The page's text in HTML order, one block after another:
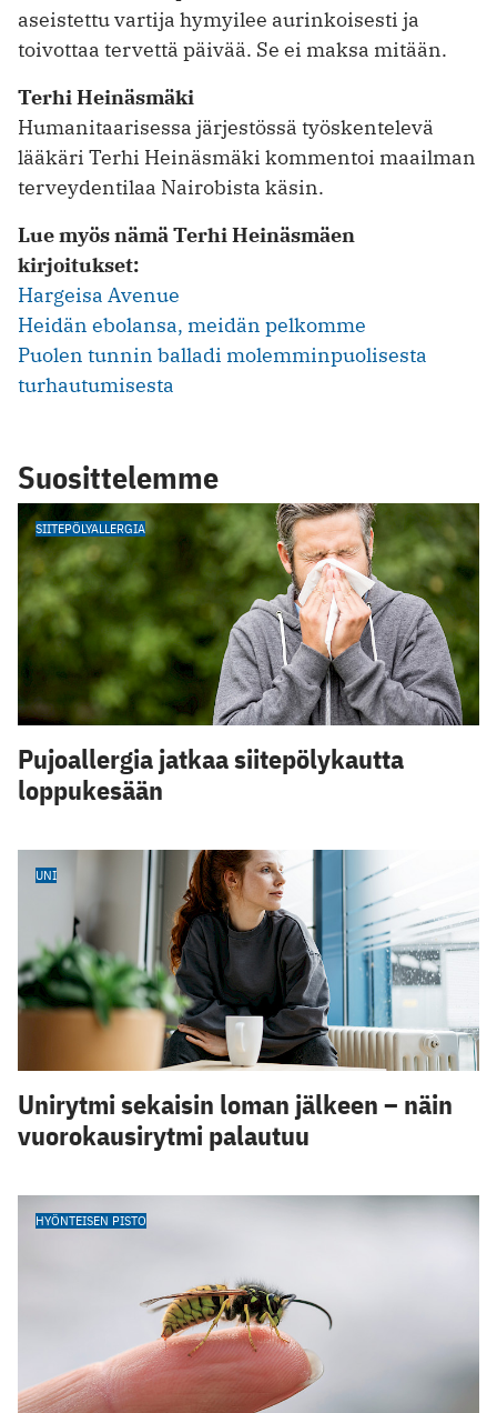
aseistettu vartija hymyilee aurinkoisesti ja
toivottaa tervettä päivää. Se ei maksa mitään.
Terhi Heinäsmäki
Humanitaarisessa järjestössä työskentelevä
lääkäri Terhi Heinäsmäki kommentoi maailman
terveydentilaa Nairobista käsin.
Lue myös nämä Terhi Heinäsmäen
kirjoitukset:
Hargeisa Avenue
Heidän ebolansa, meidän pelkomme
Puolen tunnin balladi molemminpuolisesta
turhautumisesta
Suosittelemme
SIITEPÖLYALLERGIA
Pujoallergia jatkaa siitepölykautta
loppukesään
UNI
Unirytmi sekaisin loman jälkeen – näin
vuorokausirytmi palautuu
HYÖNTEISEN PISTO